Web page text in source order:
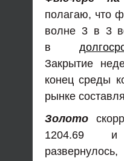
полагаю, что
волне 3 в 3
в
Закрытие
конец среды
рынке
Золото
1204.69